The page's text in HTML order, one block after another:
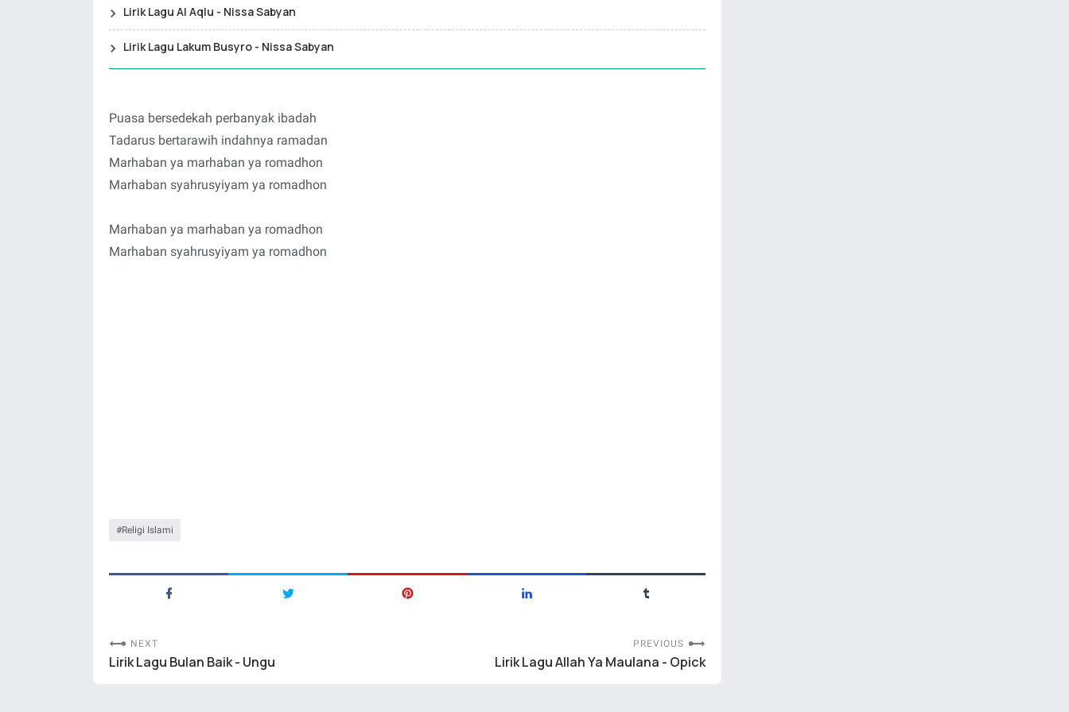
Lirik Lagu Al Aqlu - Nissa Sabyan
Lirik Lagu Lakum Busyro - Nissa Sabyan
Puasa bersedekah perbanyak ibadah
Tadarus bertarawih indahnya ramadan
Marhaban ya marhaban ya romadhon
Marhaban syahrusyiyam ya romadhon
Marhaban ya marhaban ya romadhon
Marhaban syahrusyiyam ya romadhon
Religi Islami
NEXT
Lirik Lagu Bulan Baik - Ungu
PREVIOUS
Lirik Lagu Allah Ya Maulana - Opick